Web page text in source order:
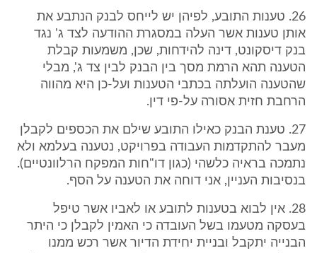
26. טענות התובע, לפיהן יש לייחס לבנק הנתבע את
אותן טענות אשר העלה במסגרת ההודעה לצד ג' נגד
בנק דיסקונט, דינה להידחות, שכן, משמעות קבלת
הטענה תהא הרמת מסך בין הבנק לבין צד ג', מבלי
שהטענה הועלתה בכתבי הטענות ועל-כן היא מהווה
הרחבת חזית אסורה על-פי דין.
27. טענת הבנק כאילו התובע שילם את הכספים לקבלן
מעבר להתקדמות העבודה בפרויקט, נטענה בעלמא ולא
נתמכה בראיה כלשהי (כגון דו"חות המפקח הרלוונטיים).
בנסיבות העניין, אני דוחה את הטענה על הסף.
28. אין לבוא בטענות לתובע או לאביו אשר טיפל
בעסקה מטעמו בשל העובדה כי האמין לקבלן כי היתר
הבנייה יתקבל ובניית יחידת הדיור אשר רכש ממנו